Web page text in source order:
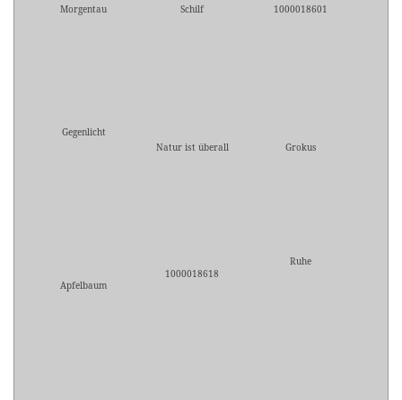
Morgentau Schilf 1000018601
Gegenlicht
Natur ist überall
Grokus
Apfelbaum
1000018618
Ruhe